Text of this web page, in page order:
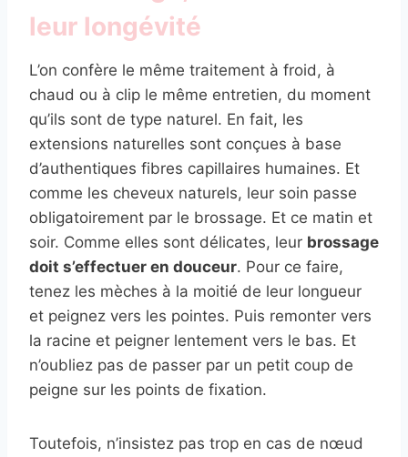
leur longévité
L’on confère le même traitement à froid, à
chaud ou à clip le même entretien, du moment
qu’ils sont de type naturel. En fait, les
extensions naturelles sont conçues à base
d’authentiques fibres capillaires humaines. Et
comme les cheveux naturels, leur soin passe
obligatoirement par le brossage. Et ce matin et
soir. Comme elles sont délicates, leur brossage
doit s’effectuer en douceur. Pour ce faire,
tenez les mèches à la moitié de leur longueur
et peignez vers les pointes. Puis remonter vers
la racine et peigner lentement vers le bas. Et
n’oubliez pas de passer par un petit coup de
peigne sur les points de fixation.
Toutefois, n’insistez pas trop en cas de nœud